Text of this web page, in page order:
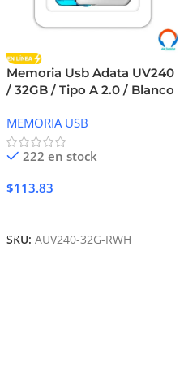
Memoria Usb Adata UV240
/ 32GB / Tipo A 2.0 / Blanco
MEMORIA USB
222 en stock
$113.83
SKU: AUV240-32G-RWH